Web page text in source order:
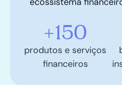
produtos e serviços
financeiros
+150